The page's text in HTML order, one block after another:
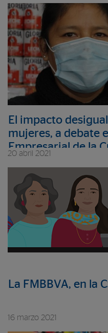
El impacto
mujeres, a debate
Empresarial de la
20 abril 2021
La FMBBVA, en la
16 marzo 2021